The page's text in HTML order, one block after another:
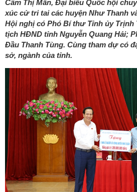
Cầm Thị Mẫn, Đại biểu Quốc hội
xúc cử tri tai các huyện Như Thanh
Hội nghị có Phó Bí thư Tỉnh ủy Trịnh
tịch HĐND tỉnh Nguyễn Quang Hải;
Đầu Thanh Tùng. Cùng tham dự có
sở, ngành của tỉnh.